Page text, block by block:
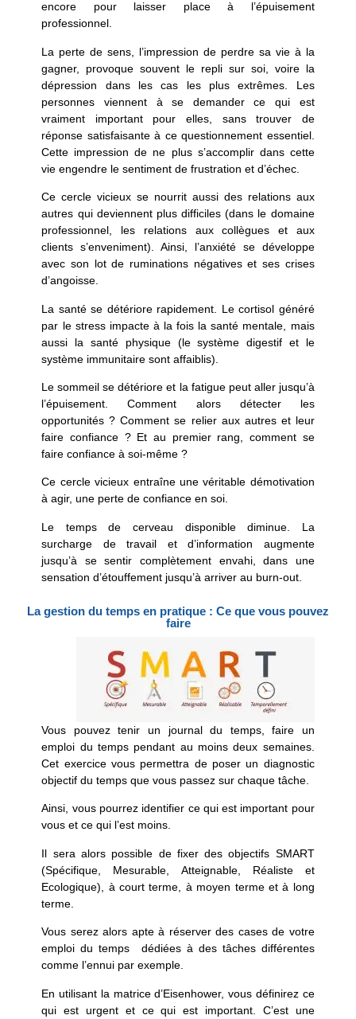
encore pour laisser place à l’épuisement
professionnel.
La perte de sens, l’impression de perdre sa vie à la
gagner, provoque souvent le repli sur soi, voire la
dépression dans les cas les plus extrêmes. Les
personnes viennent à se demander ce qui est
vraiment important pour elles, sans trouver de
réponse satisfaisante à ce questionnement essentiel.
Cette impression de ne plus s’accomplir dans cette
vie engendre le sentiment de frustration et d’échec.
Ce cercle vicieux se nourrit aussi des relations aux
autres qui deviennent plus difficiles (dans le domaine
professionnel, les relations aux collègues et aux
clients s’enveniment). Ainsi, l’anxiété se développe
avec son lot de ruminations négatives et ses crises
d’angoisse.
La santé se détériore rapidement. Le cortisol généré
par le stress impacte à la fois la santé mentale, mais
aussi la santé physique (le système digestif et le
système immunitaire sont affaiblis).
Le sommeil se détériore et la fatigue peut aller jusqu’à
l’épuisement. Comment alors détecter les
opportunités ? Comment se relier aux autres et leur
faire confiance ? Et au premier rang, comment se
faire confiance à soi-même ?
Ce cercle vicieux entraîne une véritable démotivation
à agir, une perte de confiance en soi.
Le temps de cerveau disponible diminue. La
surcharge de travail et d’information augmente
jusqu’à se sentir complètement envahi, dans une
sensation d’étouffement jusqu’à arriver au burn-out.
La gestion du temps en pratique : Ce que vous pouvez
faire
Vous pouveztenir un journal du temps, faire un
emploi du temps pendant au moins deux semaines.
Cet exercice vous permettra de poser un diagnostic
objectif du temps que vous passez sur chaque tâche.
Ainsi, vous pourrez identifier ce qui est important pour
vous et ce qui l’est moins.
Il sera alors possible de fixer des objectifs SMART
(Spécifique, Mesurable, Atteignable, Réaliste et
Ecologique), à court terme, à moyen terme et à long
terme.
Vous serez alors apte à réserver des cases de votre
emploi du temps dédiées à des tâches différentes
comme l’ennui par exemple.
En utilisant la matrice d’Eisenhower, vous définirez ce
qui est urgent et ce qui est important. C’est une